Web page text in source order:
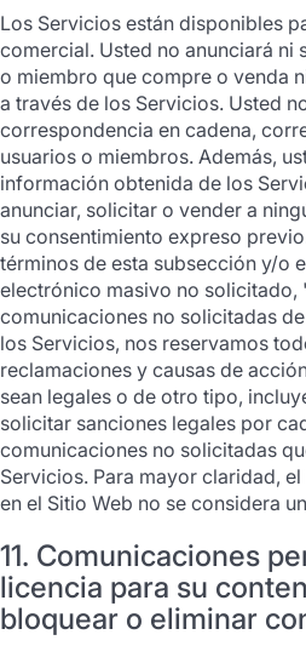
Los Servicios están disponibles
comercial. Usted no anunciará ni
o miembro que compre o venda
a través de los Servicios. Usted
correspondencia en cadena,
usuarios o miembros. Además,
información obtenida de los
anunciar, solicitar o vender a
su consentimiento expreso
términos de esta subsección y/o
electrónico masivo no solicitado,
comunicaciones no solicitadas
los Servicios, nos reservamos
reclamaciones y causas de
sean legales o de otro tipo,
solicitar sanciones legales por
comunicaciones no solicitadas
Servicios. Para mayor claridad,
en el Sitio Web no se considera
11. Comunicaciones
licencia para su
bloquear o eliminar